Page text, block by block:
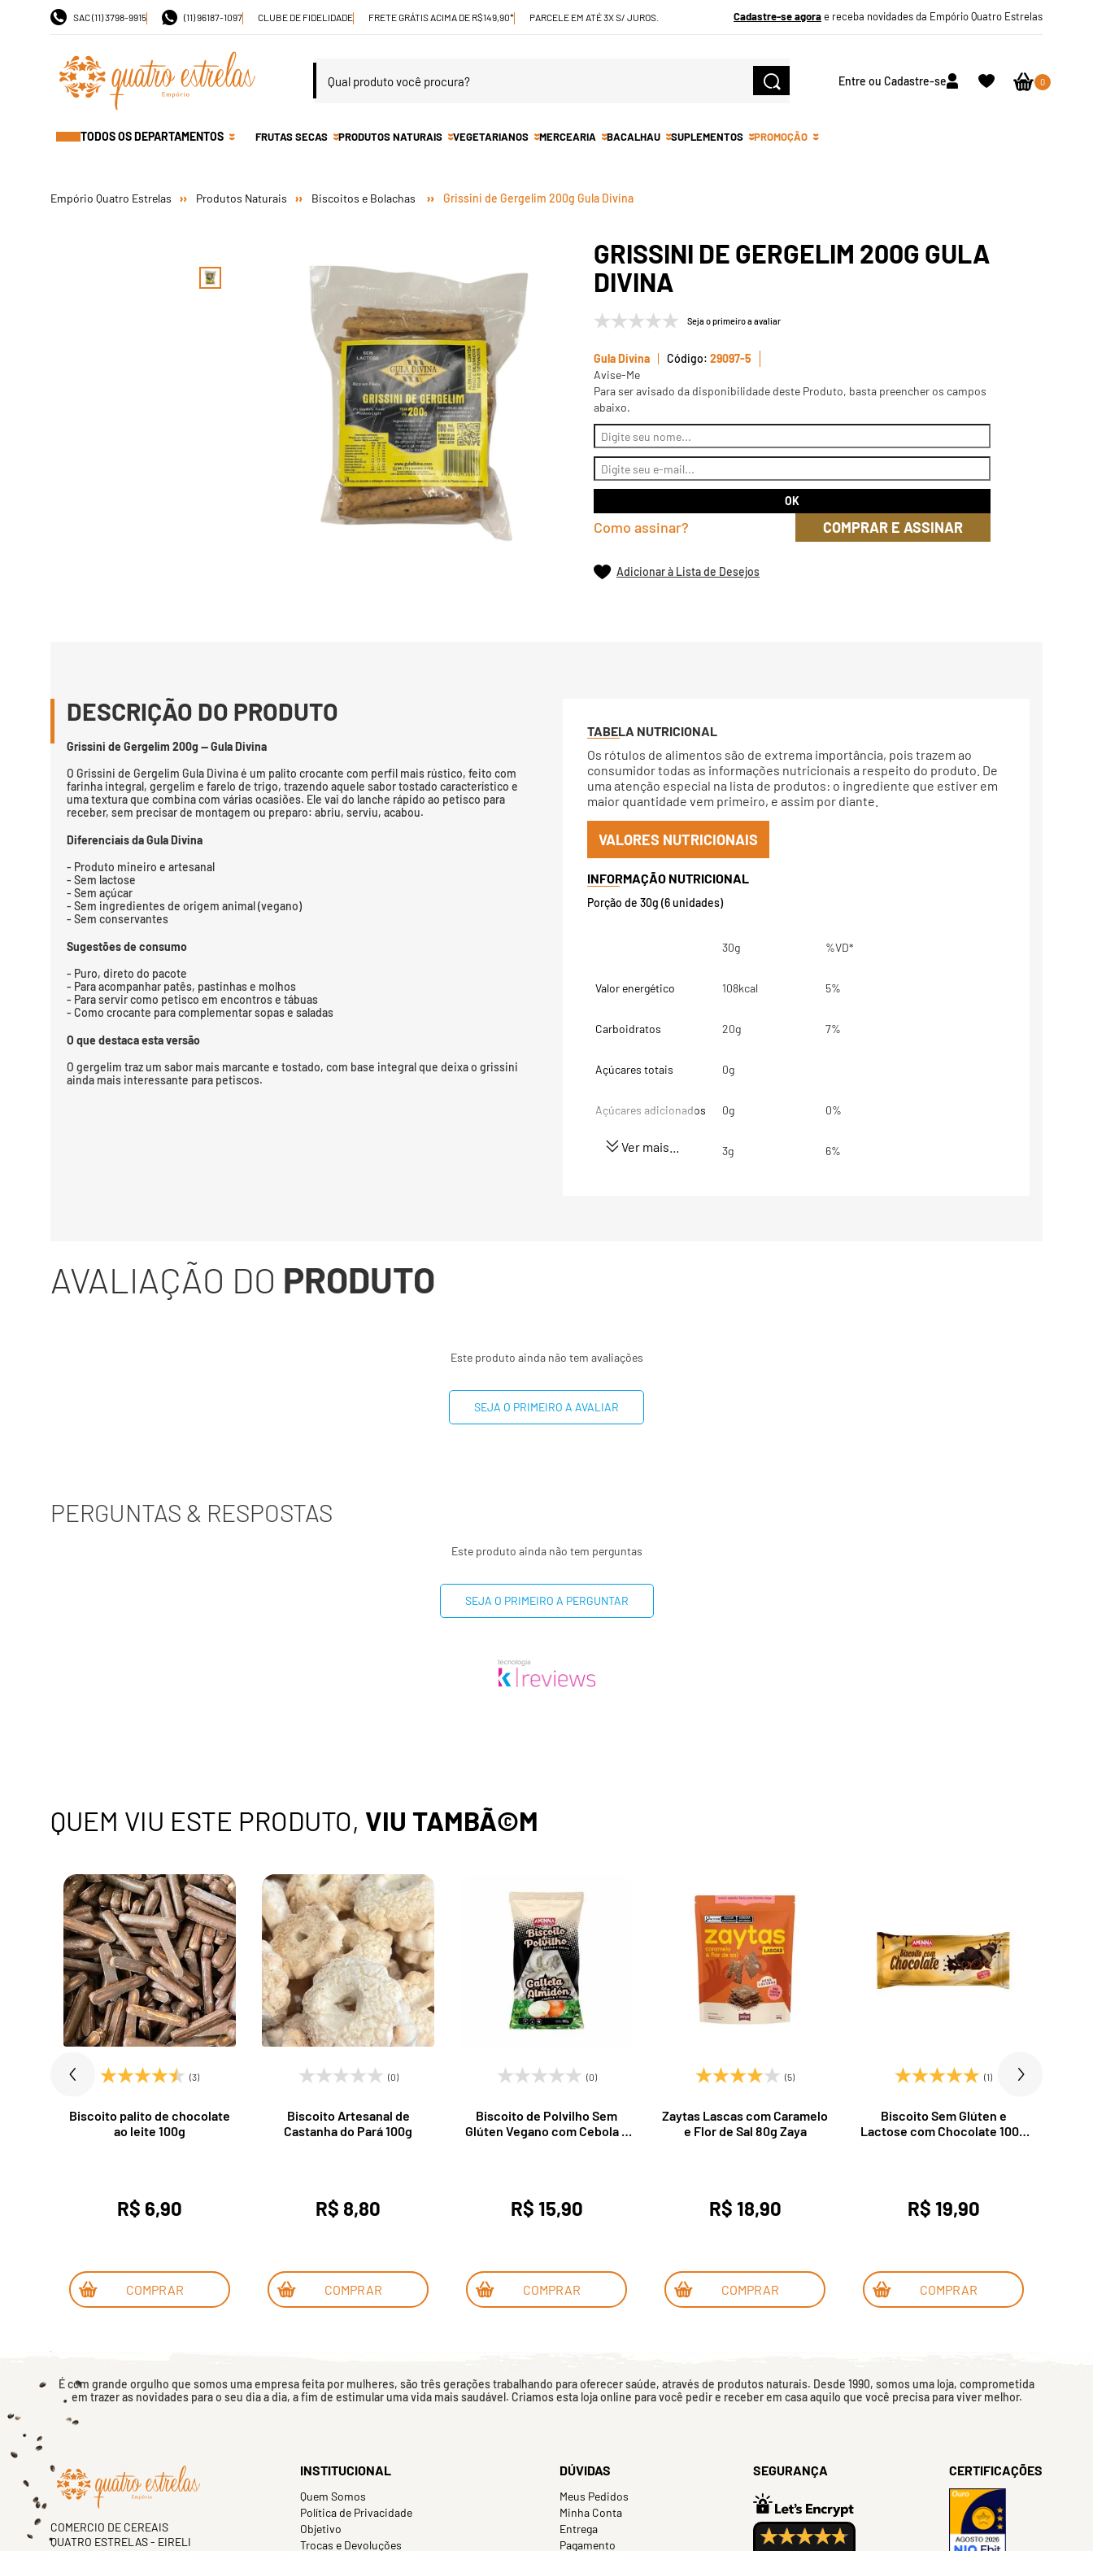
SAC (11) 3798-9915 (11) 96187-1097 CLUBE DE FIDELIDADE FRETE GRÁTIS ACIMA DE R$149,90* PARCELE EM ATÉ 3X S/ JUROS. Cadastre-se agorae receba novidades da Empório Quatro Estrelas
Entre ou Cadastre-se 0
TODOS OS DEPARTAMENTOS FRUTAS SECAS PRODUTOS NATURAIS VEGETARIANOS MERCEARIA BACALHAU SUPLEMENTOS PROMOÇÃO
Produtos Naturais Biscoitos e Bolachas Grissini de Gergelim 200g Gula Divina
GRISSINI DE GERGELIM 200G GULA
DIVINA
Seja o primeiro a avaliar
Gula Divina
29097-5
Avise-Me
Para ser avisado da disponibilidade deste Produto, basta preencher os campos
abaixo.
Como assinar? COMPRAR E ASSINAR
Adicionar à Lista de Desejos
DESCRIÇÃO DO PRODUTO
Grissini de Gergelim 200g — Gula Divina
O Grissini de Gergelim Gula Divina é um palito crocante com perfil mais rústico, feito com
farinha integral, gergelim e farelo de trigo, trazendo aquele sabor tostado característico e
uma textura que combina com várias ocasiões. Ele vai do lanche rápido ao petisco para
receber, sem precisar de montagem ou preparo: abriu, serviu, acabou.
Diferenciais da Gula Divina
- Produto mineiro e artesanal
- Sem lactose
- Sem açúcar
- Sem ingredientes de origem animal (vegano)
- Sem conservantes
Sugestões de consumo
- Puro, direto do pacote
- Para acompanhar patês, pastinhas e molhos
- Para servir como petisco em encontros e tábuas
- Como crocante para complementar sopas e saladas
O que destaca esta versão
O gergelim traz um sabor mais marcante e tostado, com base integral que deixa o grissini
ainda mais interessante para petiscos.
TABELA NUTRICIONAL
Os rótulos de alimentos são de extrema importância, pois trazem ao
consumidor todas as informações nutricionais a respeito do produto. De
uma atenção especial na lista de produtos: o ingrediente que estiver em
maior quantidade vem primeiro, e assim por diante.
VALORES NUTRICIONAIS
Porção de 30g (6 unidades)
30g %VD*
Valor energético 108kcal 5%
Carboidratos 20g 7%
Açúcares totais 0g
Açúcares adicionados 0g 0%
Proteínas 3g 6%
Sódio
(*) Valores diários com base em uma dieta de 2000kcal ou
8400kj. Seus valores podem ser maiores ou menores
Ver mais...
AVALIAÇÃO DO PRODUTO
Este produto ainda não tem avaliações
SEJA O PRIMEIRO A AVALIAR
PERGUNTAS & RESPOSTAS
Este produto ainda não tem perguntas
SEJA O PRIMEIRO A PERGUNTAR
QUEM VIU ESTE PRODUTO, VIU TAMBÃ©M
(3)
Biscoito palito de chocolate
ao leite 100g
R$ 6,90
COMPRAR
(0)
Biscoito Artesanal de
Castanha do Pará 100g
R$ 8,80
COMPRAR
(0)
Biscoito de Polvilho Sem
Glúten Vegano com Cebola e
R$ 15,90
COMPRAR
(5)
Zaytas Lascas com Caramelo
e Flor de Sal 80g Zaya
R$ 18,90
COMPRAR
(1)
Biscoito Sem Glúten e
Lactose com Chocolate 100g
R$ 19,90
COMPRAR
É com grande orgulho que somos uma empresa feita por mulheres, são três gerações trabalhando para oferecer saúde, através de produtos naturais. Desde 1990, somos uma loja, comprometida
em trazer as novidades para o seu dia a dia, a fim de estimular uma vida mais saudável. Criamos esta loja online para você pedir e receber em casa aquilo que você precisa para viver melhor.
COMERCIO DE CEREAIS
QUATRO ESTRELAS - EIRELI
INSTITUCIONAL
Quem Somos
Política de Privacidade
Objetivo
Trocas e Devoluções
DÚVIDAS
Meus Pedidos
Minha Conta
Entrega
Pagamento
SEGURANÇA CERTIFICAÇÕES